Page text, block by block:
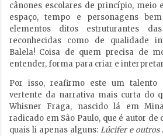
cânones escolares de princípio, meio
espaço, tempo e personagens
elementos ditos estruturantes
reconhecidas como de qualidade
Balela! Coisa de quem precisa de
entender, forma para criar e
Por isso, reafirmo este um talento
vertente da narrativa mais curta do
Whisner Fraga, nascido lá em
radicado em São Paulo, que é autor
quais li apenas alguns: Lúcifer e outros